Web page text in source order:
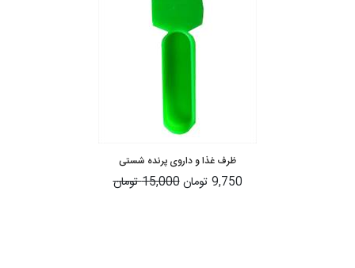
ظرف غذا و داروی پرنده شستی
9,750 تومان 15,000 تومان